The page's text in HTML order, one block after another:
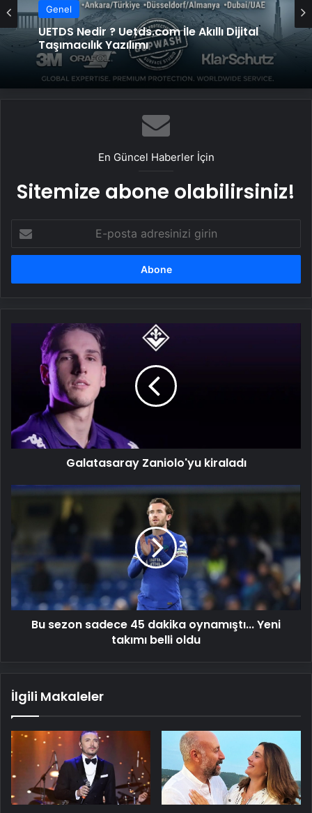
Genel
UETDS Nedir ? Uetds.com İle Akıllı Dijital
Taşımacılık Yazılımı
En Güncel Haberler İçin
Sitemize abone olabilirsiniz!
posta
adresinizi
Galatasaray
Zaniolo'yu
Galatasaray Zaniolo'yu kiraladı
Bu
takımı
belli
Bu sezon sadece 45 dakika oynamıştı... Yeni
takımı belli oldu
İlgili Makaleler